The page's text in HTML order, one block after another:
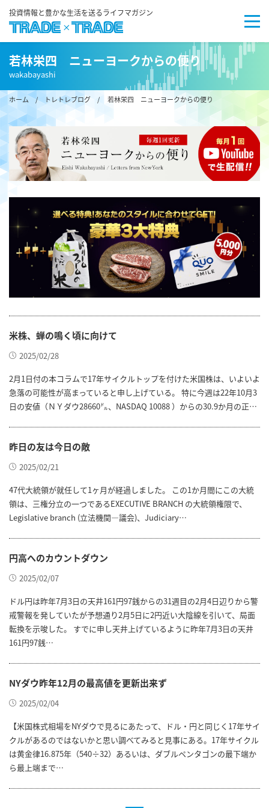
投資情報と豊かな生活を送るライフマガジン
若林栄四 ニューヨークからの便り
wakabayashi
ホーム/ トレトレブログ / 若林栄四 ニューヨークからの便り
米株、蝉の鳴く頃に向けて
2025/02/28
2月1日付の本コラムで17年サイクルトップを付けた米国株は、いよいよ
急落の可能性が高まっていると申し上げている。 特に今週は22年10月3
日の安値（ＮＹダウ28660㌦、NASDAQ 10088 ）からの30.9か月の正…
昨日の友は今日の敵
2025/02/21
47代大統領が就任して1ヶ月が経過しました。 この1か月間にこの大統
領は、三権分立の一つであるEXECUTIVE BRANCH の大統領権限で、
Legislative branch (立法機関―議会)、Judiciary…
円高へのカウントダウン
2025/02/07
ドル円は昨年7月3日の天井161円97銭からの31週目の2月4日辺りから警
戒警報を発していたが予想通り2月5日に2円近い大陰線を引いて、局面
転換を示唆した。 すでに申し天井上げているように昨年7月3日の天井
161円97銭…
NYダウ昨年12月の最高値を更新出来ず
2025/02/04
【米国株式相場をNYダウで見るにあたって、ドル・円と同じく17年サイ
クルがあるのではないかと思い調べてみると見事にある。17年サイクル
は黄金律16.875年（540÷32）あるいは、ダブルペンタゴンの最下端か
ら最上端まで…